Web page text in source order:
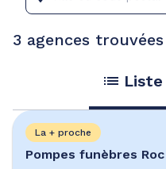
3 agences
Liste
Pompes funèbres
La + proche